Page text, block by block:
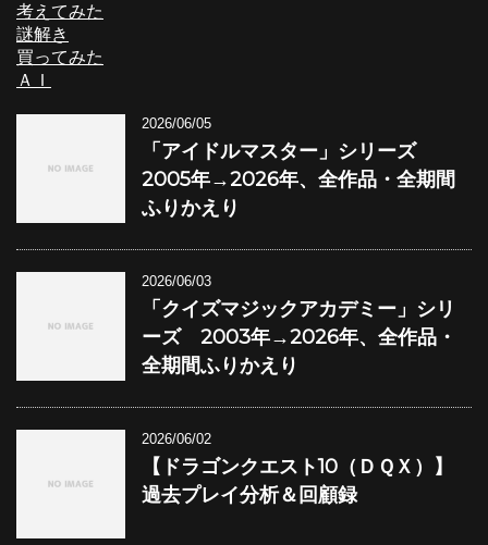
考えてみた
謎解き
買ってみた
ＡＩ
2026/06/05
「アイドルマスター」シリーズ
2005年→2026年、全作品・全期間
ふりかえり
2026/06/03
「クイズマジックアカデミー」シリ
ーズ 2003年→2026年、全作品・
全期間ふりかえり
2026/06/02
【ドラゴンクエスト10（ＤＱＸ）】
過去プレイ分析＆回顧録